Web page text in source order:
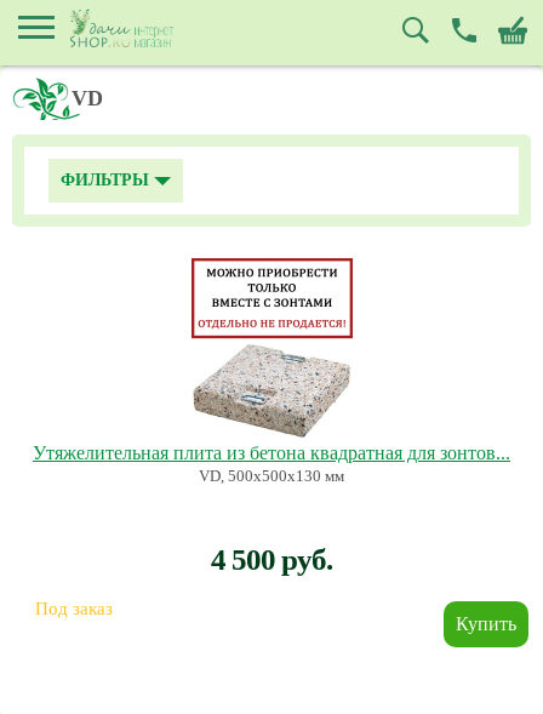
VD
ФИЛЬТРЫ
Утяжелительная плита из бетона квадратная для зонтов...
VD, 500х500х130 мм
4 500 руб.
Под заказ